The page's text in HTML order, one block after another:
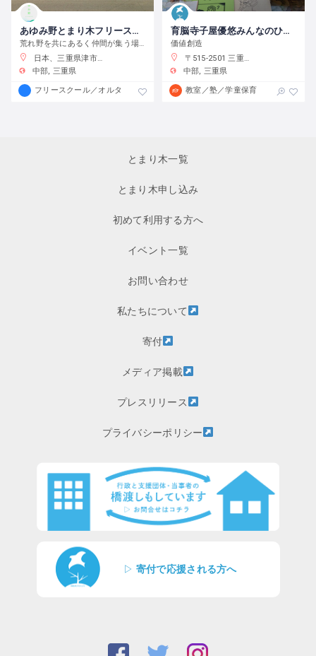
あゆみ野とまり木フリースクール
荒れ野を共にあるく仲間が集う場所＝あゆみ野。子どもからお年寄りまで、一緒に集う小さな居場所
日本、三重県津市一身田大古曽１４５３−３
中部 三重県
フリースクール／オルタナティブスクール
育脳寺子屋優悠みんなのひろば
価値創造
〒515-2501 三重県津市一志町庄村２６１
中部 三重県
教室／塾／学童保育
とまり木一覧
とまり木申し込み
初めて利用する方へ
イベント一覧
お問い合わせ
私たちについて
寄付
メディア掲載
プレスリリース
プライバシーポリシー
▷ 寄付で応援される方へ